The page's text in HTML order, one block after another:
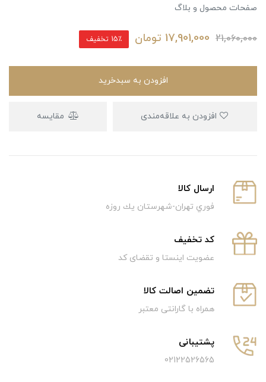
صفحات محصول و بلاگ
21,060,000
17,901,000 تومان 15٪ تخفیف
افزودن به سبدخرید
مقایسه
ارسال كالا
فوري تهران-شهرستان يك روزه
كد تخفيف
عضویت اینستا و تقضای کد
تضمین اصالت کالا
همراه با گارانتی معتبر
پشتیبانی
02122526565